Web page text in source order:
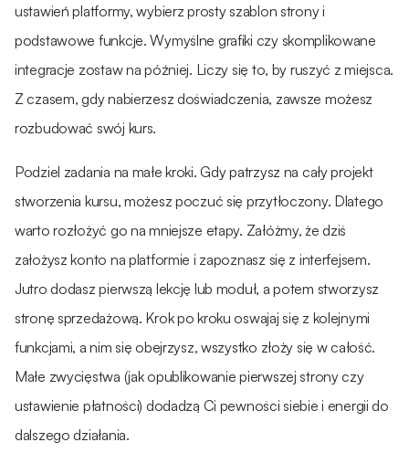
ustawień platformy, wybierz prosty szablon strony i
podstawowe funkcje. Wymyślne grafiki czy skomplikowane
integracje zostaw na później. Liczy się to, by ruszyć z miejsca.
Z czasem, gdy nabierzesz doświadczenia, zawsze możesz
rozbudować swój kurs.
Podziel zadania na małe kroki. Gdy patrzysz na cały projekt
stworzenia kursu, możesz poczuć się przytłoczony. Dlatego
warto rozłożyć go na mniejsze etapy. Załóżmy, że dziś
założysz konto na platformie i zapoznasz się z interfejsem.
Jutro dodasz pierwszą lekcję lub moduł, a potem stworzysz
stronę sprzedażową. Krok po kroku oswajaj się z kolejnymi
funkcjami, a nim się obejrzysz, wszystko złoży się w całość.
Małe zwycięstwa (jak opublikowanie pierwszej strony czy
ustawienie płatności) dodadzą Ci pewności siebie i energii do
dalszego działania.